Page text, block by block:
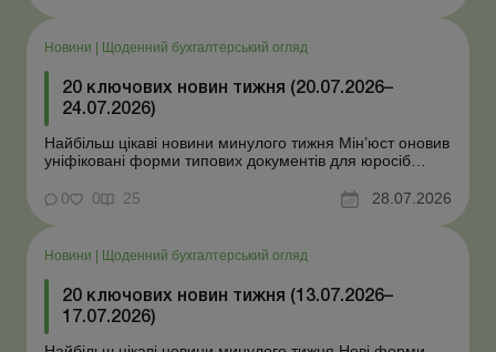
Новини Щоденний бухгалтерський огляд
20 ключових новин тижня (20.07.2026–
24.07.2026)
Найбільш цікаві новини минулого тижня Мін’юст оновив
уніфіковані форми типових документів для юросіб
координаційного центру з організації бронювання У
працівника виявлено статус «у розшуку»: що потрібно
0 0 25 28.07.2026
Новини Щоденний бухгалтерський огляд
20 ключових новин тижня (13.07.2026–
17.07.2026)